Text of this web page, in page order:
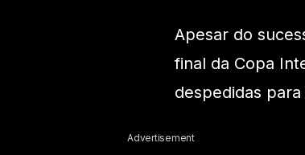
Apesar do
final da Copa
despedidas
Advertisement